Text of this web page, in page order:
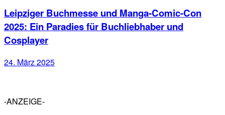
Leipziger Buchmesse und Manga-Comic-Con
2025: Ein Paradies für Buchliebhaber und
Cosplayer
24. März 2025
-ANZEIGE-